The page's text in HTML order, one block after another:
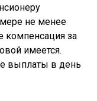
не менее
компенсация за
имеется.
выплаты в день